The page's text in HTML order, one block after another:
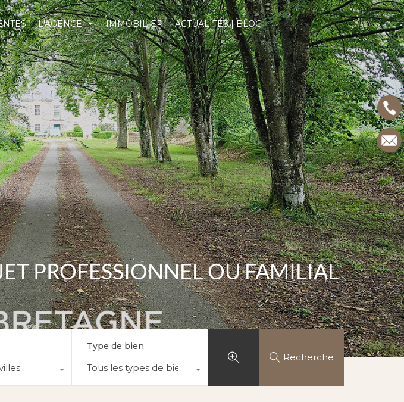
IMMOBILIER ACTUALITES | BLOG
L'AGENCE IMMOBILIER ACTUALITES | BLOG
PROFESSIONNEL OU FAMILIAL
Type de bien
Tous les types de biens
Recherche